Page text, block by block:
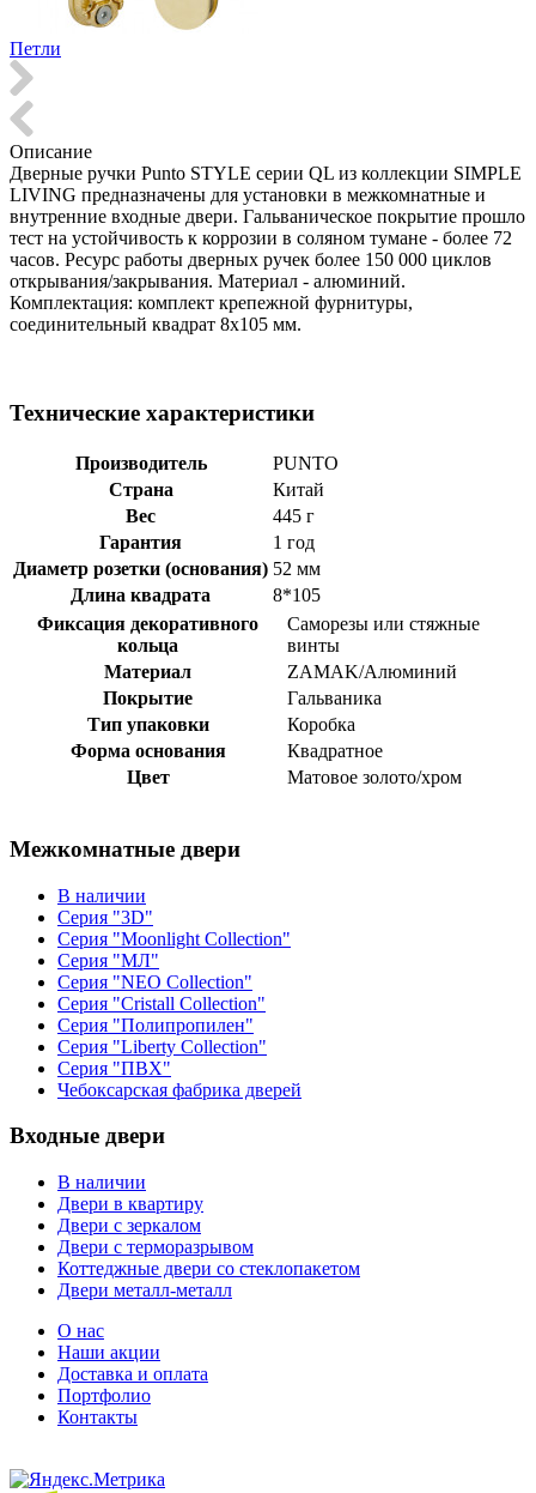
Петли
Описание
Дверные ручки Punto STYLE серии QL из коллекции SIMPLE
LIVING предназначены для установки в межкомнатные и
внутренние входные двери. Гальваническое покрытие прошло
тест на устойчивость к коррозии в соляном тумане - более 72
часов. Ресурс работы дверных ручек более 150 000 циклов
открывания/закрывания. Материал - алюминий.
Комплектация: комплект крепежной фурнитуры,
соединительный квадрат 8x105 мм.
Технические характеристики
Производитель
PUNTO
Страна
Китай
Вес
445 г
Гарантия
1 год
Диаметр розетки (основания) 52 мм
Длина квадрата
8*105
Фиксация декоративного
кольца
Саморезы или стяжные
винты
Материал
ZAMAK/Алюминий
Покрытие
Гальваника
Тип упаковки
Коробка
Форма основания
Квадратное
Цвет
Матовое золото/хром
Межкомнатные двери
В наличии
Серия "3D"
Серия "Moonlight Collection"
Серия "МЛ"
Серия "NEO Collection"
Серия "Cristall Collection"
Серия "Полипропилен"
Серия "Liberty Collection"
Серия "ПВХ"
Чебоксарская фабрика дверей
Входные двери
В наличии
Двери в квартиру
Двери с зеркалом
Двери с терморазрывом
Коттеджные двери со стеклопакетом
Двери металл-металл
О нас
Наши акции
Доставка и оплата
Портфолио
Контакты